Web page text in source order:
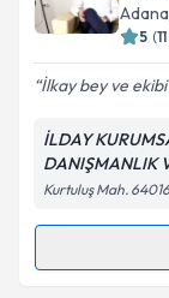
E-posta
Kişisel
Metni
Adana
5 (11
İlkay bey ve ekibi
İLDAY
DANIŞMANLIK
Kurtuluş Mah.